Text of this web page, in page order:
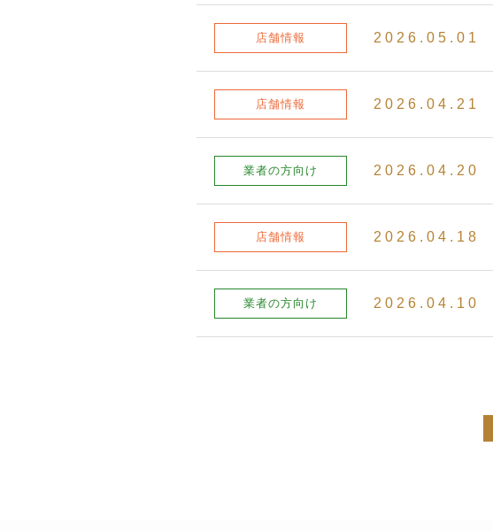
店舗情報 2026.05.01
店舗情報 2026.04.21
業者の方向け 2026.04.20
店舗情報 2026.04.18
業者の方向け 2026.04.10